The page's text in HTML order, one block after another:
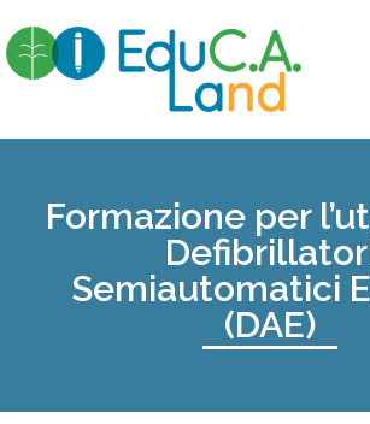
Formazione per
Semiautomatici
(DAE)